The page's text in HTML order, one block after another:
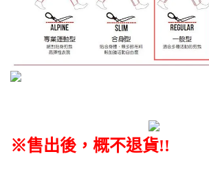
※售出後，概不退貨!!